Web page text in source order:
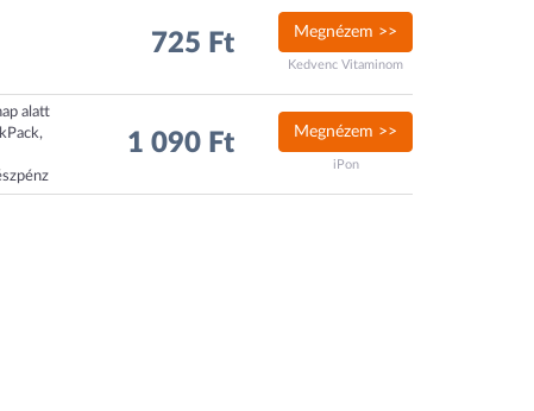
725 Ft Megnézem >>
Kedvenc Vitaminom
alatt
1 090 Ft Megnézem >>
iPon